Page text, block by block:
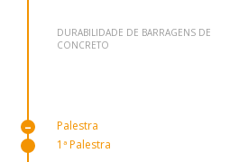
DURABILIDADE DE BARRAGENS DE
CONCRETO
Palestra
1ª Palestra